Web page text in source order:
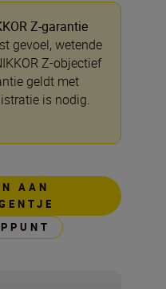
Z-garantie
gevoel, wetende
Z-objectief
geldt met
is nodig.
AAN